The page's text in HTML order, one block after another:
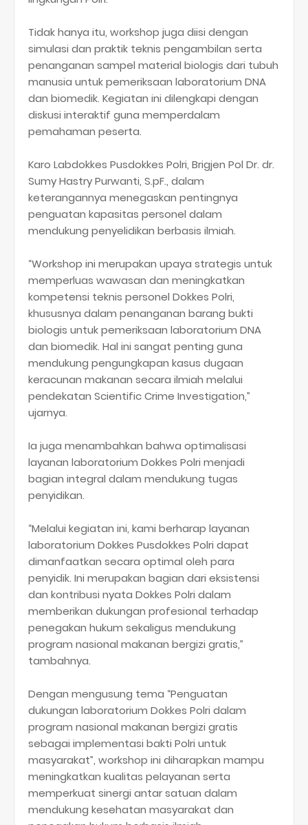
Tidak hanya itu, workshop juga diisi dengan
simulasi dan praktik teknis pengambilan serta
penanganan sampel material biologis dari tubuh
manusia untuk pemeriksaan laboratorium DNA
dan biomedik. Kegiatan ini dilengkapi dengan
diskusi interaktif guna memperdalam
pemahaman peserta.
Karo Labdokkes Pusdokkes Polri, Brigjen Pol Dr. dr.
Sumy Hastry Purwanti, S.pF., dalam
keterangannya menegaskan pentingnya
penguatan kapasitas personel dalam
mendukung penyelidikan berbasis ilmiah.
“Workshop ini merupakan upaya strategis untuk
memperluas wawasan dan meningkatkan
kompetensi teknis personel Dokkes Polri,
khususnya dalam penanganan barang bukti
biologis untuk pemeriksaan laboratorium DNA
dan biomedik. Hal ini sangat penting guna
mendukung pengungkapan kasus dugaan
keracunan makanan secara ilmiah melalui
pendekatan Scientific Crime Investigation,”
ujarnya.
Ia juga menambahkan bahwa optimalisasi
layanan laboratorium Dokkes Polri menjadi
bagian integral dalam mendukung tugas
penyidikan.
“Melalui kegiatan ini, kami berharap layanan
laboratorium Dokkes Pusdokkes Polri dapat
dimanfaatkan secara optimal oleh para
penyidik. Ini merupakan bagian dari eksistensi
dan kontribusi nyata Dokkes Polri dalam
memberikan dukungan profesional terhadap
penegakan hukum sekaligus mendukung
program nasional makanan bergizi gratis,”
tambahnya.
Dengan mengusung tema “Penguatan
dukungan laboratorium Dokkes Polri dalam
program nasional makanan bergizi gratis
sebagai implementasi bakti Polri untuk
masyarakat”, workshop ini diharapkan mampu
meningkatkan kualitas pelayanan serta
memperkuat sinergi antar satuan dalam
mendukung kesehatan masyarakat dan